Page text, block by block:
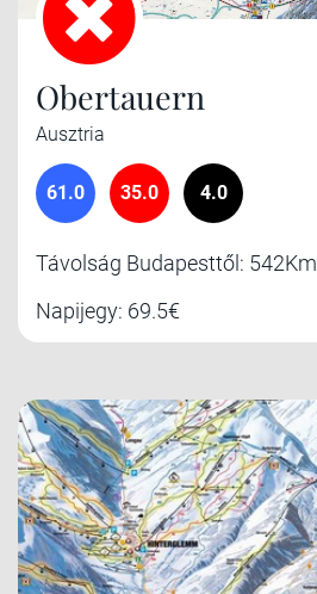
Obertauern
Ausztria
61.0 35.0 4.0
Távolság Budapesttől: 542Km
Napijegy: 69.5€